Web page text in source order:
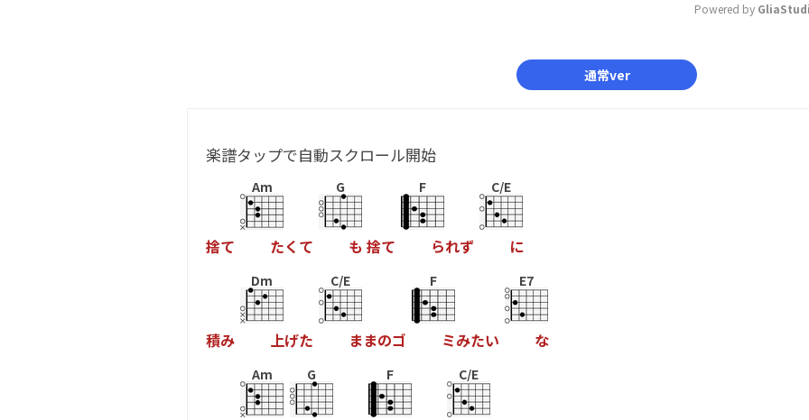
Powered by
通常ver
楽譜タップで自動スクロール開始
捨て
Am
たく て
G
も 捨て
F
られず
C/E
に
積み
Dm
上げた
C/E
ままのゴ
F
ミみたい
E7
な
Am G F C/E